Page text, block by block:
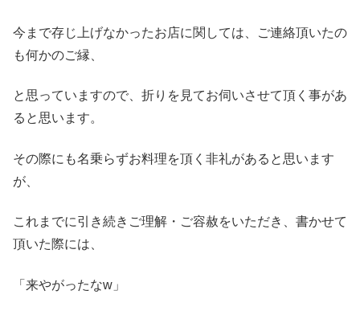
今まで存じ上げなかったお店に関しては、ご連絡頂いたの
も何かのご縁、
と思っていますので、折りを見てお伺いさせて頂く事があ
ると思います。
その際にも名乗らずお料理を頂く非礼があると思います
が、
これまでに引き続きご理解・ご容赦をいただき、書かせて
頂いた際には、
「来やがったなw」